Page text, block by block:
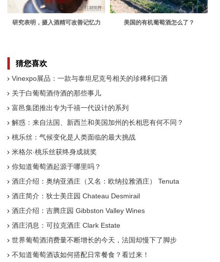
研究表明，摄入酒精可改善记忆力 美国的有机葡萄酒怎么了？
猜您喜欢
Vinexpo展品：一款与泰坦尼克号相关的珍稀利口酒
关于白葡萄酒侍酒的那些事儿
富邑集团推出专为千禧一代设计的系列
解惑：来自法国、新西兰和美国加州的长相思有何不同？
桃乐丝：气候变化是人类面临的最大挑战
米格尔·桃乐丝获终身成就奖
你知道葡萄酒起源于哪里吗？
酒庄介绍：奥纳亚酒庄（又名：欧纳拉雅酒庄） Tenuta
酒庄简介：狄士美庄园 Chateau Desmirail
酒庄介绍：吉腾庄园 Gibbston Valley Wines
酒庄消息：可拉克酒庄 Clark Estate
世界葡萄酒消费量不断增长的今天，法国却慢下了脚步
不知道葡萄酒该如何搭配日常餐食？看过来！